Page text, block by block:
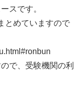
スです。
とめていますので
で、受験機関の利